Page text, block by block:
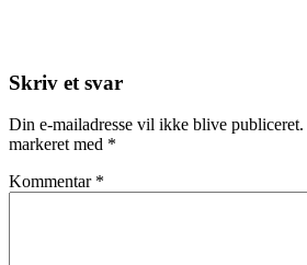
Skriv et svar
Din e-mailadresse vil ikke blive publiceret.
markeret med *
Kommentar *